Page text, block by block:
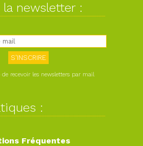
la newsletter :
de recevoir les newsletters par mail
:
Fréquentes